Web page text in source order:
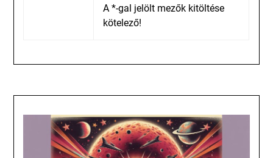
A *-gal jelölt mezők kitöltése
kötelező!